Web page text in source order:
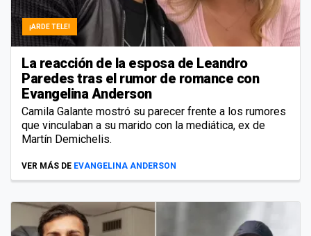
¡ARDE TELE!
La reacción de la esposa de Leandro
Paredes tras el rumor de romance con
Evangelina Anderson
Camila Galante mostró su parecer frente a los rumores
que vinculaban a su marido con la mediática, ex de
Martín Demichelis.
VER MÁS DE EVANGELINA ANDERSON